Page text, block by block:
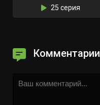
25 серия
Комментарии